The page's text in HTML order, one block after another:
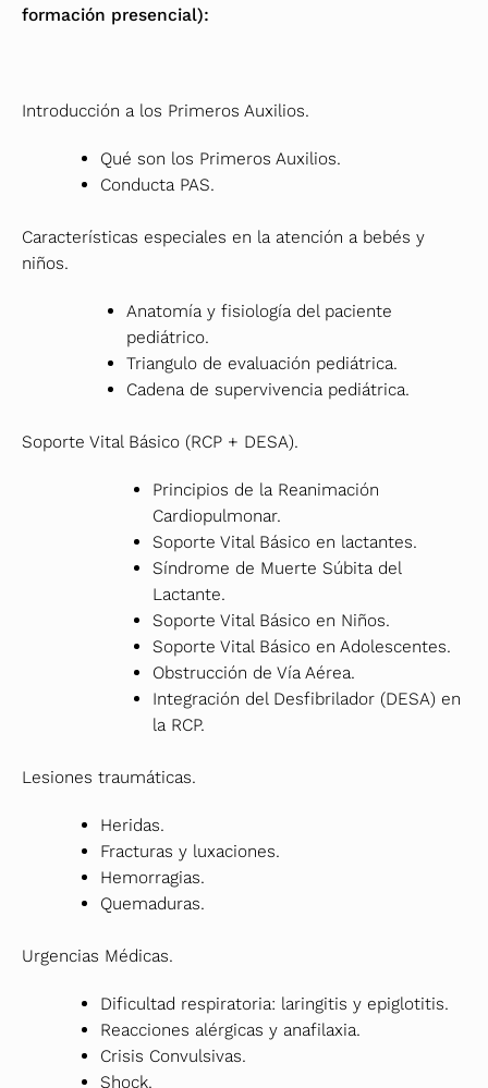
formación presencial):
Introducción a los Primeros Auxilios.
Qué son los Primeros Auxilios.
Conducta PAS.
Características especiales en la atención a bebés y
niños.
Anatomía y fisiología del paciente
pediátrico.
Triangulo de evaluación pediátrica.
Cadena de supervivencia pediátrica.
Soporte Vital Básico (RCP + DESA).
Principios de la Reanimación
Cardiopulmonar.
Soporte Vital Básico en lactantes.
Síndrome de Muerte Súbita del
Lactante.
Soporte Vital Básico en Niños.
Soporte Vital Básico en Adolescentes.
Obstrucción de Vía Aérea.
Integración del Desfibrilador (DESA) en
la RCP.
Lesiones traumáticas.
Heridas.
Fracturas y luxaciones.
Hemorragias.
Quemaduras.
Urgencias Médicas.
Dificultad respiratoria: laringitis y epiglotitis.
Reacciones alérgicas y anafilaxia.
Crisis Convulsivas.
Shock.